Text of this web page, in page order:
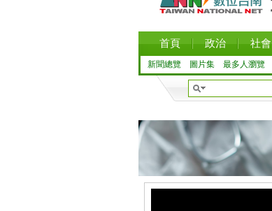
首頁 政治 社會
新聞總覽 圖片集 最多人瀏覽